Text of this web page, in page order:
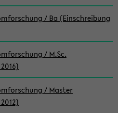
/ Ba (Einschreibung
/ M.Sc.
/ Master